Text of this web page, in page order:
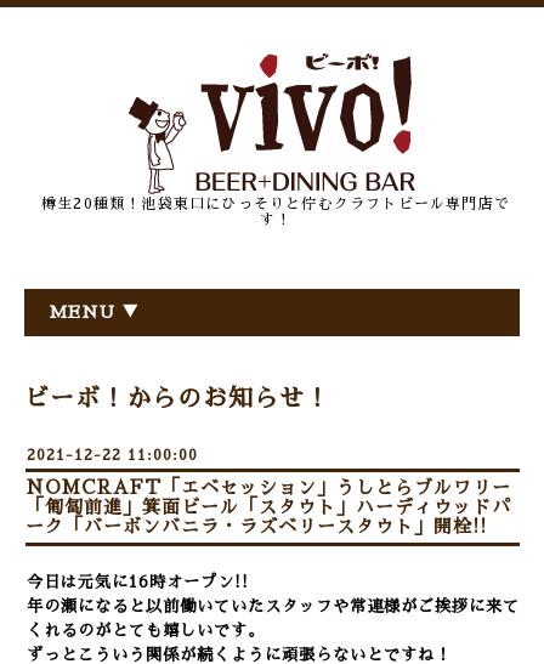
樽生20種類！池袋東口にひっそりと佇むクラフトビール専門店で
す！
MENU ▼
ビーボ！からのお知らせ！
2021-12-22 11:00:00
NOMCRAFT「エベセッション」うしとらブルワリー
「匍匐前進」箕面ビール「スタウト」ハーディウッドパ
ーク「バーボンバニラ・ラズベリースタウト」開栓!!
今日は元気に16時オープン!!
年の瀬になると以前働いていたスタッフや常連様がご挨拶に来て
くれるのがとても嬉しいです。
ずっとこういう関係が続くように頑張らないとですね！